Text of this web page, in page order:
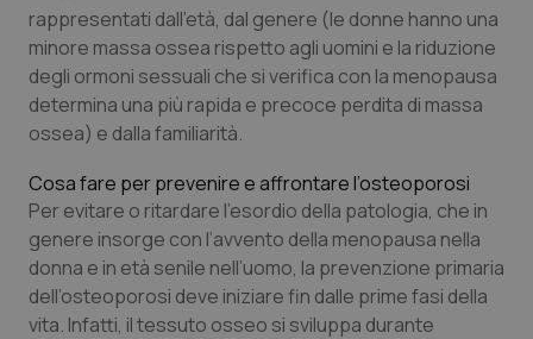
Rene & patologie urogenitali
Salute orale & impianti
Sangue & coagulazione
Tiroide
Tumore al seno
rappresentati dall’età, dal genere (le donne hanno una
minore massa ossea rispetto agli uomini e la riduzione
degli ormoni sessuali che si verifica con la menopausa
determina una più rapida e precoce perdita di massa
ossea) e dalla familiarità.
Cosa fare per prevenire e affrontare l’osteoporosi
Per evitare o ritardare l’esordio della patologia, che in
genere insorge con l’avvento della menopausa nella
donna e in età senile nell’uomo, la prevenzione primaria
dell’osteoporosi deve iniziare fin dalle prime fasi della
vita. Infatti, il tessuto osseo si sviluppa durante